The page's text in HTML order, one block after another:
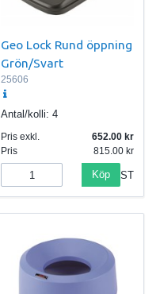
Geo Lock Rund öppning
Grön/Svart
25606
Antal/kolli: 4
Pris exkl.
652.00
Pris
815.00
Köp ST